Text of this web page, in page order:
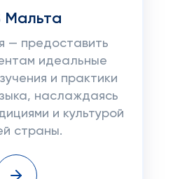
Мальта
— предоставить
идеальные
и практики
наслаждаясь
и культурой
страны.